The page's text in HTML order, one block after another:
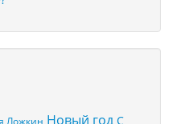
Ложкин Новый год С